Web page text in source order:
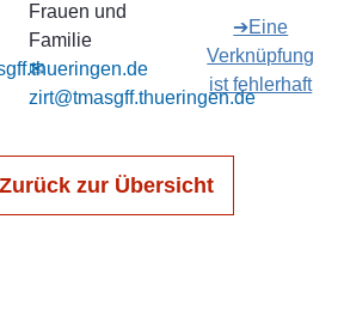
Frauen und
Familie
✉
zirt@tmasgff.thueringen.de
➔Eine
Verknüpfung
ist fehlerhaft
zur Übersicht